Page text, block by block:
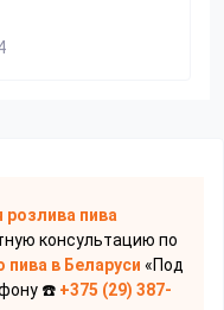
розлива пива
консультацию по
пива в Беларуси «Под
☎️ +375 (29) 387-